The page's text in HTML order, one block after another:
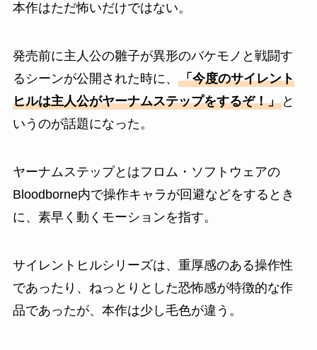
本作はただ怖いだけではない。
発売前に主人公の雛子が異形のバケモノと戦闘す
るシーンが公開された時に、 「今度のサイレント
ヒルは主人公がヤーナムステップをするぞ！」と
いうのが話題になった。
ヤーナムステップとはフロム・ソフトウェアの
Bloodborne内で操作キャラが回避などをするとき
に、素早く動くモーションを指す。
サイレントヒルシリーズは、重厚感のある操作性
であったり、ねっとりとした恐怖感が特徴的な作
品であったが、本作は少し毛色が違う。